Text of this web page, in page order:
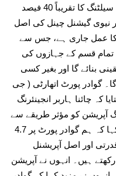
عمل درآمد کے بعد گوادر بندرگاہ پر ڈی سیلٹنگ کا تقریباً 40 فیصد
نیوی گیشنل چینل کی اصل
کا عمل جاری ہے، جس سے
قسم کے جہازوں کی
بنائے گا اور بغیر کسی
گوادر پورٹ اتھارٹی ( جی
کہ چائنا ہاربر انجینئرنگ
آپریشن کو مؤثر طریقے سے
سرانجام دے رہی ہے۔ انہوں نے مزید کہا کہ ہم گوادر پورٹ پر 4.7
سے 14.5 میٹر کی قدرتی اور اصل آپریشنل
ہیں۔ انہوں نے آپریشن